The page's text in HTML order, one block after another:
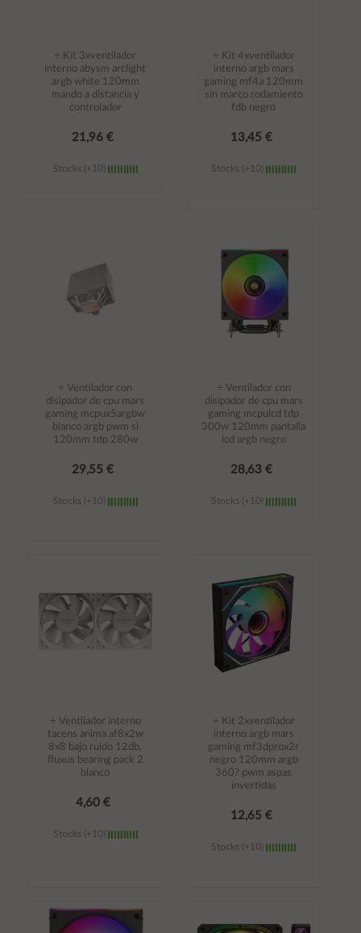
÷ Kit 3xventilador
interno abysm arclight
argb white 120mm
mando a distancia y
controlador
21,96 €
Stocks (+10)
÷ Kit 4xventilador
interno argb mars
gaming mf4a 120mm
sin marco rodamiento
fdb negro
13,45 €
Stocks (+10)
carrito
÷ Ventilador con
disipador de cpu mars
gaming mcpux5argbw
blanco argb pwm si
120mm tdp 280w
29,55 €
Stocks (+10)
÷ Ventilador con
disipador de cpu mars
gaming mcpulcd tdp
300w 120mm pantalla
lcd argb negro
28,63 €
Stocks (+10)
carrito
÷ Ventilador interno
tacens anima af8x2w
8x8 bajo ruido 12db,
fluxus bearing pack 2
blanco
4,60 €
Stocks (+10)
carrito
÷ Kit 2xventilador
interno argb mars
gaming mf3dprox2r
negro 120mm argb
360? pwm aspas
invertidas
12,65 €
Stocks (+10)
carrito